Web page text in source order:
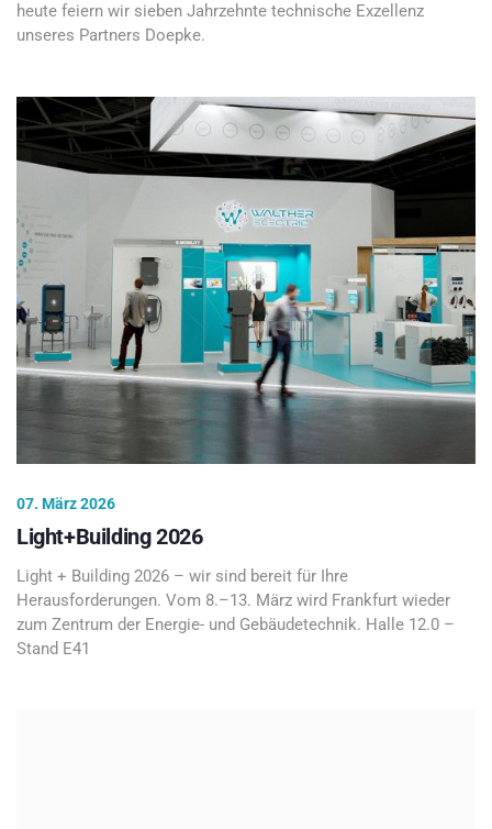
heute feiern wir sieben Jahrzehnte technische Exzellenz
unseres Partners Doepke.
07. März 2026
Light+Building 2026
Light + Building 2026 – wir sind bereit für Ihre
Herausforderungen. Vom 8.–13. März wird Frankfurt wieder
zum Zentrum der Energie- und Gebäudetechnik. Halle 12.0 –
Stand E41